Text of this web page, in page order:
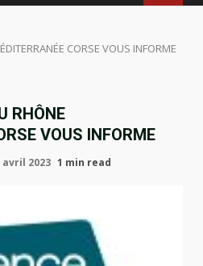
CORSE VOUS INFORME
RHÔNE
VOUS INFORME
avril 2023 1 min read